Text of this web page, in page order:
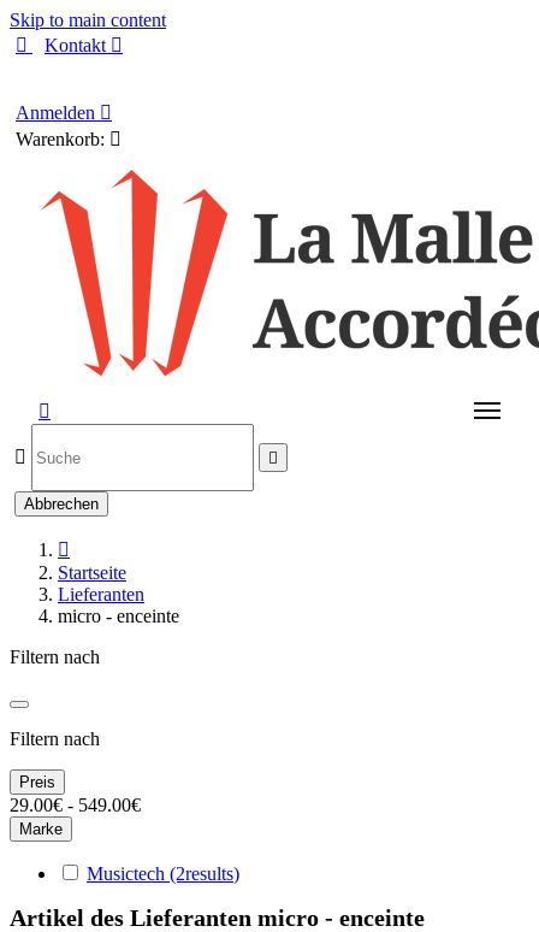
Skip to main content

Kontakt 
Anmelden 
Warenkorb: 

 
Abbrechen

Startseite
Lieferanten
micro - enceinte
Filtern nach
Filtern nach
Preis
29.00€ - 549.00€
Marke
Musictech (2results)
Artikel des Lieferanten micro - enceinte